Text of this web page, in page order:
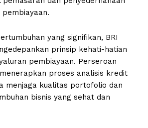
yang signifikan, BRI
prinsip kehati-hatian
pembiayaan. Perseroan
proses analisis kredit
menjaga kualitas portofolio dan
bisnis yang sehat dan